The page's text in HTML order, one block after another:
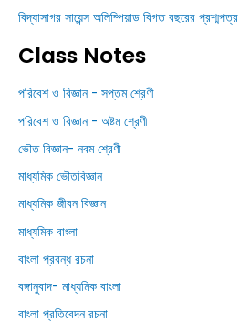
বিদ্যাসাগর সায়েন্স অলিম্পিয়াড বিগত বছরের প্রশ্মপত্র
Class Notes
পরিবেশ ও বিজ্ঞান - সপ্তম শ্রেণী
পরিবেশ ও বিজ্ঞান - অষ্টম শ্রেণী
ভৌত বিজ্ঞান- নবম শ্রেণী
মাধ্যমিক ভৌতবিজ্ঞান
মাধ্যমিক জীবন বিজ্ঞান
মাধ্যমিক বাংলা
বাংলা প্রবন্ধ রচনা
বঙ্গানুবাদ- মাধ্যমিক বাংলা
বাংলা প্রতিবেদন রচনা